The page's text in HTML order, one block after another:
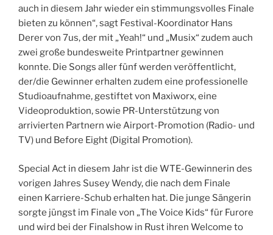
auch in diesem Jahr wieder ein stimmungsvolles Finale
bieten zu können“, sagt Festival-Koordinator Hans
Derer von 7us, der mit „Yeah!“ und „Musix“ zudem auch
zwei große bundesweite Printpartner gewinnen
konnte. Die Songs aller fünf werden veröffentlicht,
der/die Gewinner erhalten zudem eine professionelle
Studioaufnahme, gestiftet von Maxiworx, eine
Videoproduktion, sowie PR-Unterstützung von
arrivierten Partnern wie Airport-Promotion (Radio- und
TV) und Before Eight (Digital Promotion).
Special Act in diesem Jahr ist die WTE-Gewinnerin des
vorigen Jahres Susey Wendy, die nach dem Finale
einen Karriere-Schub erhalten hat. Die junge Sängerin
sorgte jüngst im Finale von „The Voice Kids“ für Furore
und wird bei der Finalshow in Rust ihren Welcome to